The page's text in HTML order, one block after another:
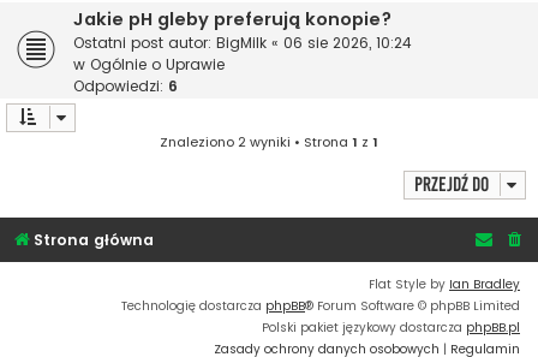
Jakie pH gleby preferują konopie?
Ostatni post autor: BigMilk « 06 sie 2026, 10:24
w Ogólnie o Uprawie
Odpowiedzi: 6
Znaleziono 2 wyniki • Strona 1 z 1
Przejdź do
Strona główna
Flat Style by Ian Bradley
Technologię dostarcza phpBB® Forum Software © phpBB Limited
Polski pakiet językowy dostarcza phpBB.pl
Zasady ochrony danych osobowych | Regulamin